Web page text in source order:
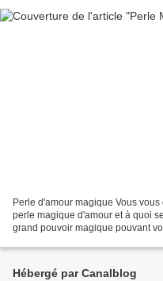
Perle d'amour magique Vous
perle magique d'amour et à quoi
grand pouvoir magique pouvant
Hébergé par Canalblog